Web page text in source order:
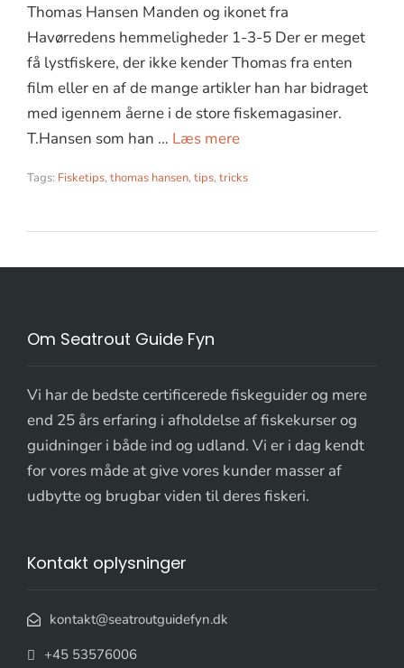
Thomas Hansen Manden og ikonet fra
Havørredens hemmeligheder 1-3-5 Der er meget
få lystfiskere, der ikke kender Thomas fra enten
film eller en af de mange artikler han har bidraget
med igennem åerne i de store fiskemagasiner.
T.Hansen som han … Læs mere
Tags: Fisketips, thomas hansen, tips, tricks
Om Seatrout Guide Fyn
Vi har de bedste certificerede fiskeguider og mere
end 25 års erfaring i afholdelse af fiskekurser og
guidninger i både ind og udland. Vi er i dag kendt
for vores måde at give vores kunder masser af
udbytte og brugbar viden til deres fiskeri.
Kontakt oplysninger
kontakt@seatroutguidefyn.dk
+45 53576006